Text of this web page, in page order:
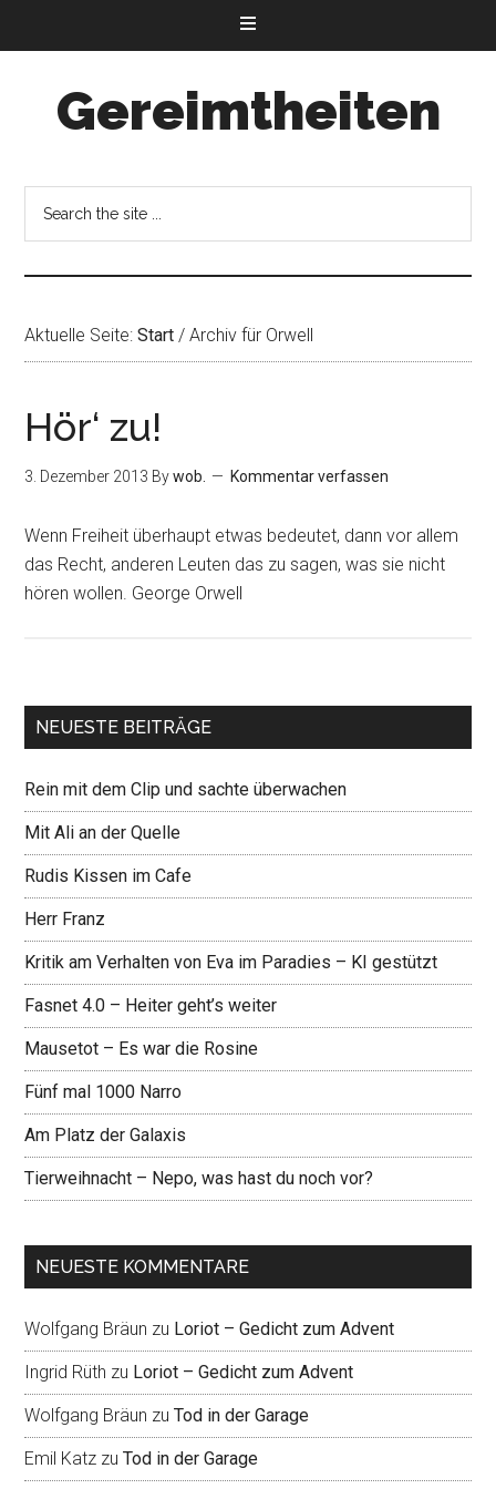
Gereimtheiten
Aktuelle Seite:Start / Archiv für Orwell
Hör‘ zu!
3. Dezember 2013 Bywob. Kommentar verfassen
Wenn Freiheit überhaupt etwas bedeutet, dann vor allem
das Recht, anderen Leuten das zu sagen, was sie nicht
hören wollen. George Orwell
NEUESTE BEITRÄGE
Rein mit dem Clip und sachte überwachen
Mit Ali an der Quelle
Rudis Kissen im Cafe
Herr Franz
Kritik am Verhalten von Eva im Paradies – KI gestützt
Fasnet 4.0 – Heiter geht’s weiter
Mausetot – Es war die Rosine
Fünf mal 1000 Narro
Am Platz der Galaxis
Tierweihnacht – Nepo, was hast du noch vor?
NEUESTE KOMMENTARE
Wolfgang Bräun zu Loriot – Gedicht zum Advent
Ingrid Rüth zu Loriot – Gedicht zum Advent
Wolfgang Bräun zuTod in der Garage
Emil Katz zuTod in der Garage